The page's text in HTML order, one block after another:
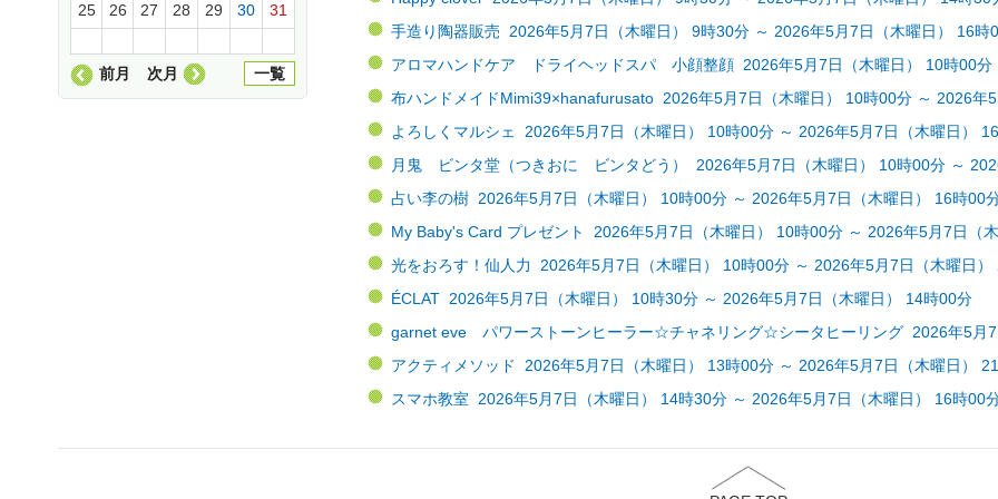
25 26 27 28 29 30 31
前月 一覧
次月
手造り陶器販売 2026年5月7日（木曜日） 9時30分 ～ 2026年5月7日（木曜日） 16時
アロマハンドケア ドライヘッドスパ 小顔整顔 2026年5月7日（木曜日） 10時00分
布ハンドメイドMimi39×hanafurusato 2026年5月7日（木曜日） 10時00分 ～ 2026年
よろしくマルシェ 2026年5月7日（木曜日） 10時00分 ～ 2026年5月7日（木曜日）
月鬼 ビンタ堂（つきおに ビンタどう） 2026年5月7日（木曜日） 10時00分 ～
占い李の樹 2026年5月7日（木曜日） 10時00分 ～ 2026年5月7日（木曜日） 16時00
My Baby's Card プレゼント 2026年5月7日（木曜日） 10時00分 ～ 2026年5月7日（
光をおろす！仙人力 2026年5月7日（木曜日） 10時00分 ～ 2026年5月7日（木曜日）
ÉCLAT 2026年5月7日（木曜日） 10時30分 ～ 2026年5月7日（木曜日） 14時00分
garnet eve パワーストーンヒーラー☆チャネリング☆シータヒーリング 2026年5月
アクティメソッド 2026年5月7日（木曜日） 13時00分 ～ 2026年5月7日（木曜日）
スマホ教室 2026年5月7日（木曜日） 14時30分 ～ 2026年5月7日（木曜日） 16時00